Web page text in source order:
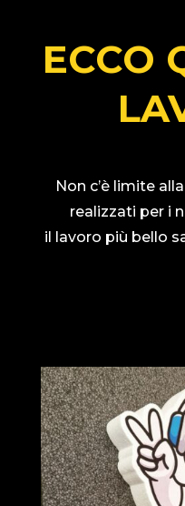
ECCO
Non c’è limite
realizzati per i
il lavoro più bello